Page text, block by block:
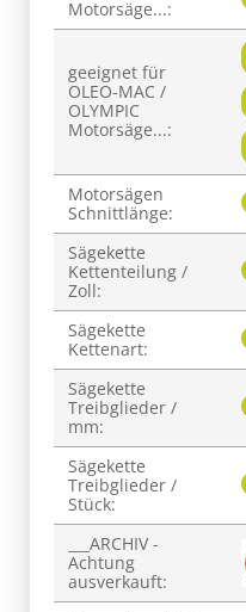
Motorsäge...:
geeignet für
OLEO-MAC /
OLYMPIC
Motorsäge...:
Motorsägen
Schnittlänge:
Sägekette
Kettenteilung /
Zoll:
Sägekette
Kettenart:
Sägekette
Treibglieder /
mm:
Sägekette
Treibglieder /
Stück:
___ARCHIV -
Achtung
ausverkauft: